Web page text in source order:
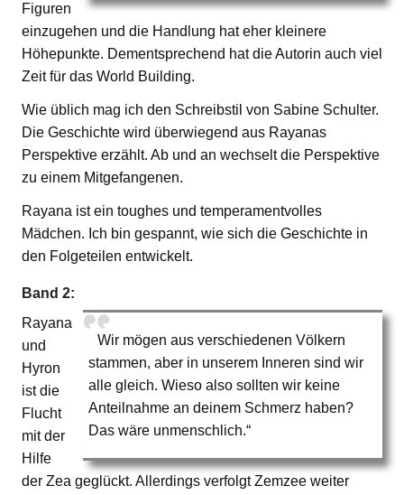
Figuren
einzugehen und die Handlung hat eher kleinere
Höhepunkte. Dementsprechend hat die Autorin auch viel
Zeit für das World Building.
Wie üblich mag ich den Schreibstil von Sabine Schulter.
Die Geschichte wird überwiegend aus Rayanas
Perspektive erzählt. Ab und an wechselt die Perspektive
zu einem Mitgefangenen.
Rayana ist ein toughes und temperamentvolles
Mädchen. Ich bin gespannt, wie sich die Geschichte in
den Folgeteilen entwickelt.
Band 2:
Wir mögen aus verschiedenen Völkern
stammen, aber in unserem Inneren sind wir
alle gleich. Wieso also sollten wir keine
Anteilnahme an deinem Schmerz haben?
Das wäre unmenschlich.“
Rayana
und
Hyron
ist die
Flucht
mit der
Hilfe
der Zea geglückt. Allerdings verfolgt Zemzee weiter